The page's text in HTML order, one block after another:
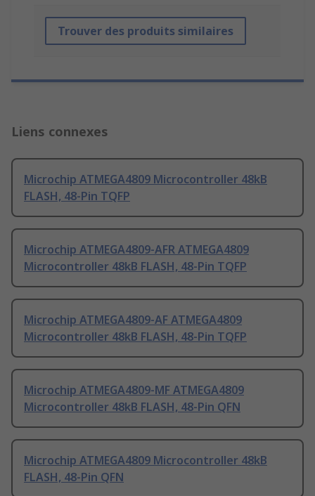
Trouver des produits similaires
Liens connexes
Microchip ATMEGA4809 Microcontroller 48kB
FLASH, 48-Pin TQFP
Microchip ATMEGA4809-AFR ATMEGA4809
Microcontroller 48kB FLASH, 48-Pin TQFP
Microchip ATMEGA4809-AF ATMEGA4809
Microcontroller 48kB FLASH, 48-Pin TQFP
Microchip ATMEGA4809-MF ATMEGA4809
Microcontroller 48kB FLASH, 48-Pin QFN
Microchip ATMEGA4809 Microcontroller 48kB
FLASH, 48-Pin QFN